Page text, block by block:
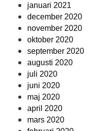
januari 2021
december 2020
november 2020
oktober 2020
september 2020
augusti 2020
juli 2020
juni 2020
maj 2020
april 2020
mars 2020